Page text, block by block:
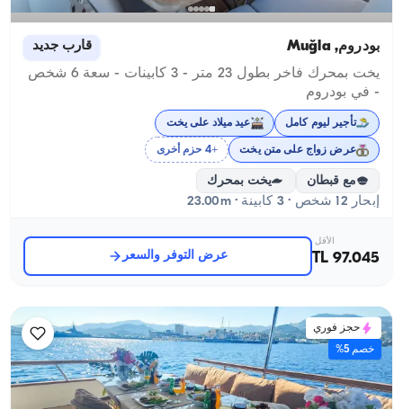
بودروم, Muğla قارب جديد
يخت بمحرك فاخر بطول 23 متر - 3 كابينات - سعة 6 شخص
- في بودروم
تأجير ليوم كامل عيد ميلاد على يخت
عرض زواج على متن يخت +4 حزم أخرى
مع قبطان يخت بمحرك
إبحار 12 شخص · 3 كابينة · 23.00m
الأقل
97.045 TL عرض التوفر والسعر
حجز فوري
خصم 5%